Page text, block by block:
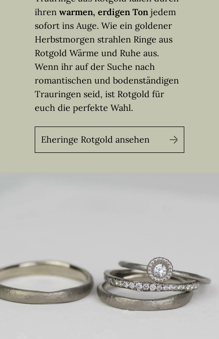
ihren warmen, erdigen Ton jedem
sofort ins Auge. Wie ein goldener
Herbstmorgen strahlen Ringe aus
Rotgold Wärme und Ruhe aus.
Wenn ihr auf der Suche nach
romantischen und bodenständigen
Trauringen seid, ist Rotgold für
euch die perfekte Wahl.
Eheringe Rotgold ansehen